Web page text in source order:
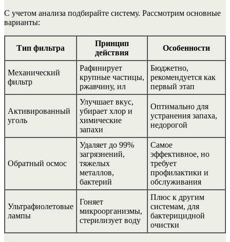
С учетом анализа подбирайте систему. Рассмотрим основные
варианты:
Тип фильтра
Принцип
действия
Особенности
Механический
фильтр
Рафинирует
крупные частицы,
ржавчину, ил
Бюджетно,
рекомендуется как
первый этап
Активированный
уголь
Улучшает вкус,
убирает хлор и
химические
запахи
Оптимально для
устранения запаха,
недорогой
Обратный осмос
Удаляет до 99%
загрязнений,
тяжелых
металлов,
бактерий
Самое
эффективное, но
требует
профилактики и
обслуживания
Ультрафиолетовые
лампы
Гоняет
микроорганизмы,
стерилизует воду
Плюс к другим
системам, для
бактерицидной
очистки